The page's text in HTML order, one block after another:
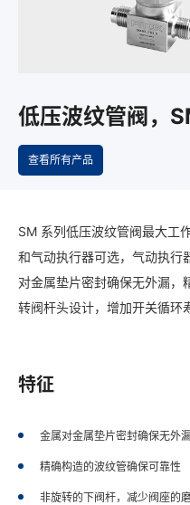
低压波纹管阀，
查看所有产品
SM 系列低压波纹管阀最大
和气动执行器可选，气动执行
对金属垫片密封确保无外漏，
转阀杆头设计，增加开关循环
特征
金属对金属垫片密封确保无外
精确构造的波纹管确保可靠性
非旋转的下阀杆，减少阀座的